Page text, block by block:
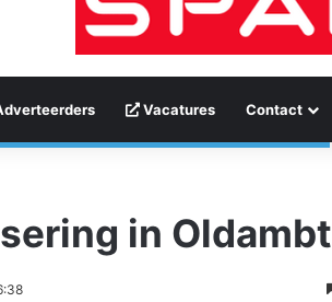
Vacatures Contact
in Oldambt